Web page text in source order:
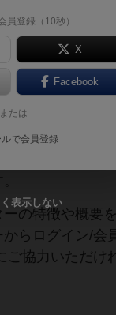
ご協力ください
れている作品説
ーマ運営事務局
皆様にご協力
ーの特徴や概要
らログイン/会
ご協力いただけ
員登録（10秒）
X
Facebook
または
ルで会員登録
く表示しない